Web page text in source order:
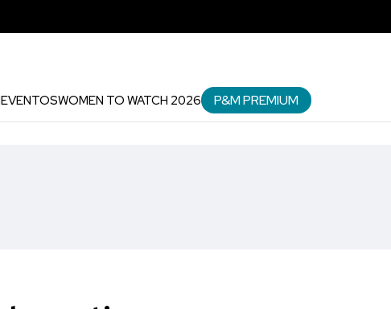
EVENTOSWOMEN TO WATCH 2026 P&M PREMIUM